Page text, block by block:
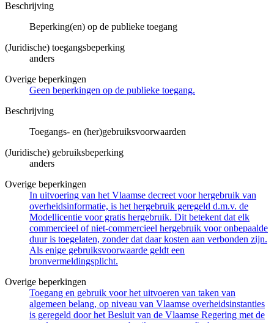
Beschrijving
Beperking(en) op de publieke toegang
(Juridische) toegangsbeperking
anders
Overige beperkingen
Geen beperkingen op de publieke toegang.
Beschrijving
Toegangs- en (her)gebruiksvoorwaarden
(Juridische) gebruiksbeperking
anders
Overige beperkingen
In uitvoering van het Vlaamse decreet voor hergebruik van
overheidsinformatie, is het hergebruik geregeld d.m.v. de
Modellicentie voor gratis hergebruik. Dit betekent dat elk
commercieel of niet-commercieel hergebruik voor onbepaalde
duur is toegelaten, zonder dat daar kosten aan verbonden zijn.
Als enige gebruiksvoorwaarde geldt een
bronvermeldingsplicht.
Overige beperkingen
Toegang en gebruik voor het uitvoeren van taken van
algemeen belang, op niveau van Vlaamse overheidsinstanties
is geregeld door het Besluit van de Vlaamse Regering met de